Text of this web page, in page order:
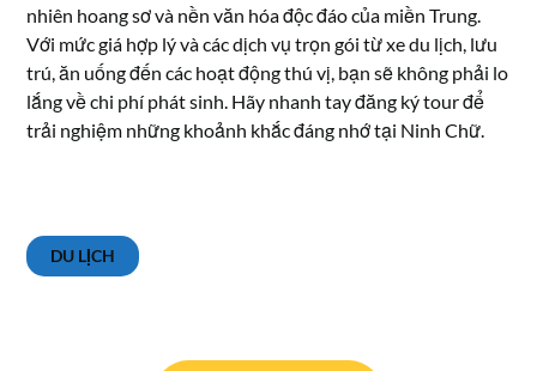
nhiên hoang sơ và nền văn hóa độc đáo của miền Trung.
Với mức giá hợp lý và các dịch vụ trọn gói từ xe du lịch, lưu
trú, ăn uống đến các hoạt động thú vị, bạn sẽ không phải lo
lắng về chi phí phát sinh. Hãy nhanh tay đăng ký tour để
trải nghiệm những khoảnh khắc đáng nhớ tại Ninh Chữ.
DU LỊCH